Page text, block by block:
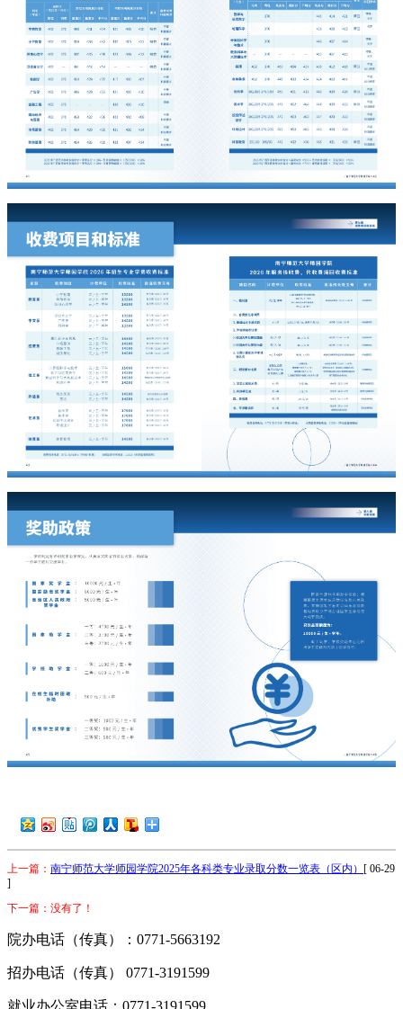
上一篇： 南宁师范大学师园学院2025年各科类专业录取分数一览表（区内） [ 06-29
]
下一篇：没有了！
院办电话（传真）：0771-5663192
招办电话（传真） 0771-3191599
就业办公室电话：0771-3191599